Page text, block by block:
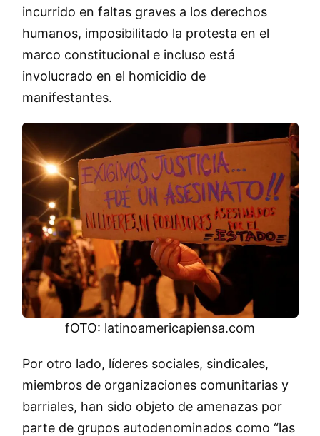
incurrido en faltas graves a los derechos
humanos, imposibilitado la protesta en el
marco constitucional e incluso está
involucrado en el homicidio de
manifestantes.
fOTO: latinoamericapiensa.com
Por otro lado, líderes sociales, sindicales,
miembros de organizaciones comunitarias y
barriales, han sido objeto de amenazas por
parte de grupos autodenominados como “las